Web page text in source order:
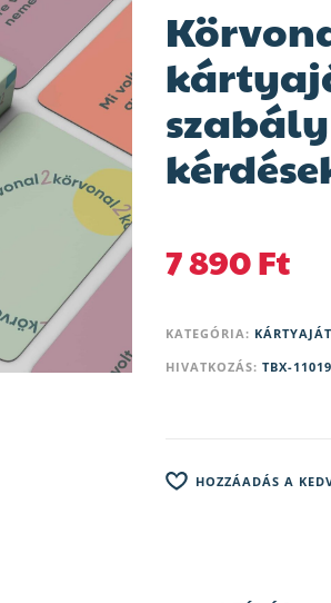
7 890Ft
KATEGÓRIA:
HIVATKOZÁS: TBX-11019
HOZZÁADÁS A